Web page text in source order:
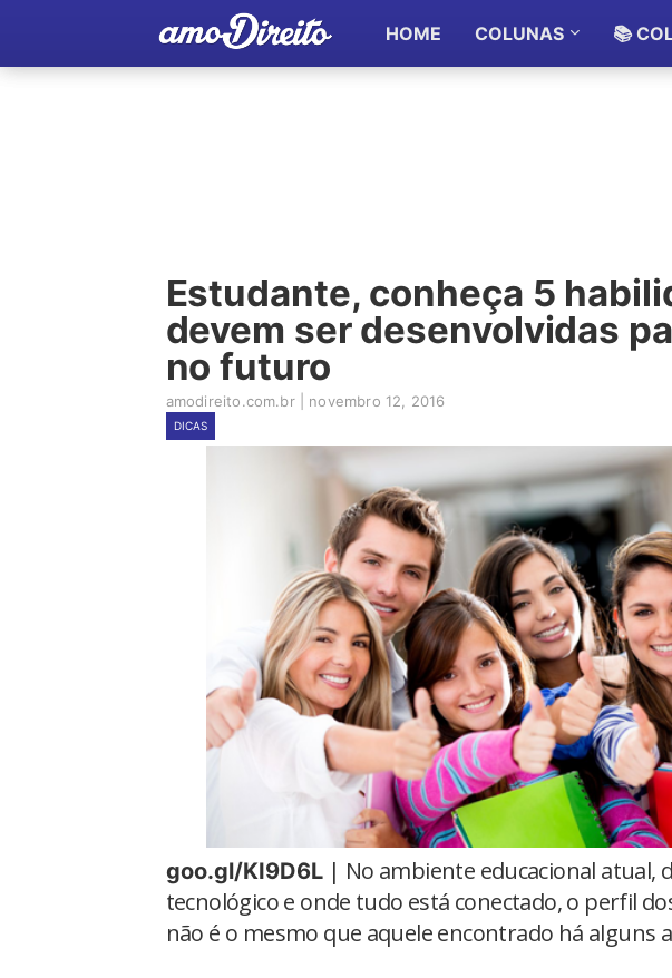
HOME COLUNAS 📚
Estudante, conheça 5
devem ser desenvolvidas
no futuro
amodireito.com.br novembro 12, 2016
DICAS
goo.gl/KI9D6L| No ambiente educacional atual,
tecnológico e onde tudo está conectado, o perfil
não é o mesmo que aquele encontrado há alguns